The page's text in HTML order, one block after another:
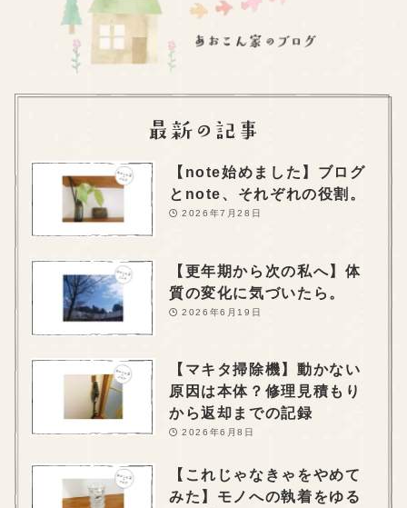
【note始めました】ブログ
とnote、それぞれの役割。
2026年7月28日
【更年期から次の私へ】体
質の変化に気づいたら。
2026年6月19日
【マキタ掃除機】動かない
原因は本体？修理見積もり
から返却までの記録
2026年6月8日
【これじゃなきゃをやめて
みた】モノへの執着をゆる